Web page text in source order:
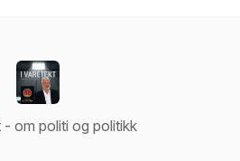
- om politi og politikk